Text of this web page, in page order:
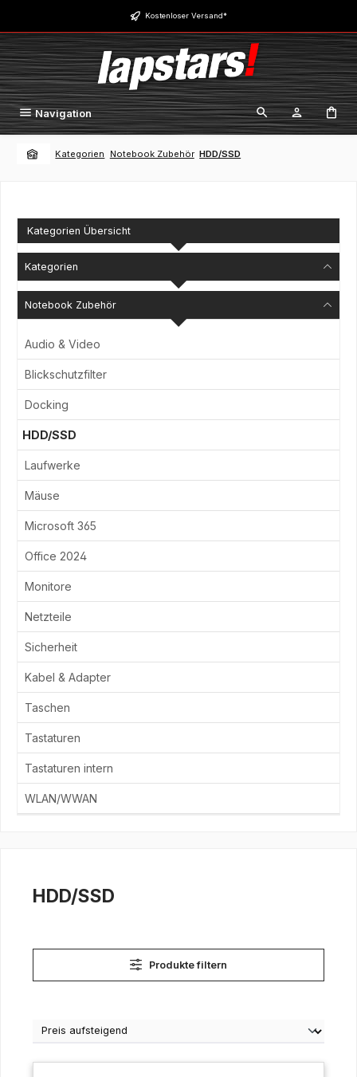
Zum Hauptinhalt springen Kostenloser Versand*
Navigation
Kategorien Notebook Zubehör HDD/SSD
Kategorien Übersicht
Kategorien
Notebook Zubehör
Audio & Video
Blickschutzfilter
Docking
HDD/SSD
Laufwerke
Mäuse
Microsoft 365
Office 2024
Monitore
Netzteile
Sicherheit
Kabel & Adapter
Taschen
Tastaturen
Tastaturen intern
WLAN/WWAN
HDD/SSD
Produkte filtern